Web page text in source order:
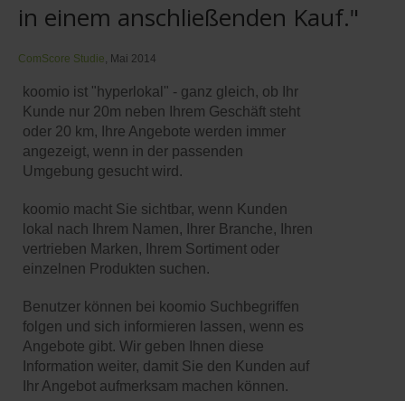
in einem anschließenden Kauf."
ComScore Studie, Mai 2014
koomio ist "hyperlokal" - ganz gleich, ob Ihr
Kunde nur 20m neben Ihrem Geschäft steht
oder 20 km, Ihre Angebote werden immer
angezeigt, wenn in der passenden
Umgebung gesucht wird.
koomio macht Sie sichtbar, wenn Kunden
lokal nach Ihrem Namen, Ihrer Branche, Ihren
vertrieben Marken, Ihrem Sortiment oder
einzelnen Produkten suchen.
Benutzer können bei koomio Suchbegriffen
folgen und sich informieren lassen, wenn es
Angebote gibt. Wir geben Ihnen diese
Information weiter, damit Sie den Kunden auf
Ihr Angebot aufmerksam machen können.